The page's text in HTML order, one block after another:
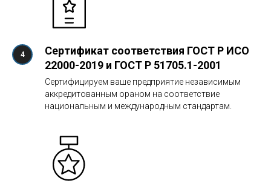
Сертификат соответствия ГОСТ Р ИСО
22000-2019 и ГОСТ Р 51705.1-2001
Сертифицируем ваше предприятие независимым
аккредитованным ораном на соответствие
национальным и международным стандартам.